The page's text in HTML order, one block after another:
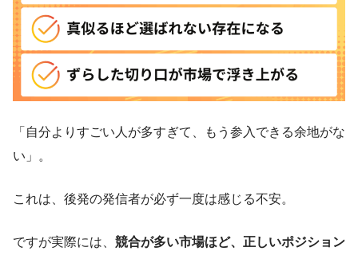
「自分よりすごい人が多すぎて、もう参入できる余地がな
い」。
これは、後発の発信者が必ず一度は感じる不安。
ですが実際には、 競合が多い市場ほど、正しいポジション